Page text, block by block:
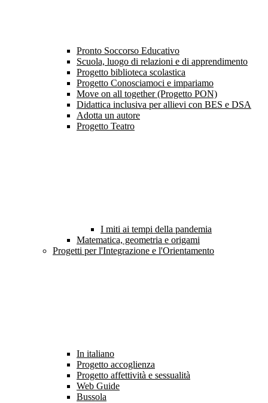
Pronto Soccorso Educativo
Scuola, luogo di relazioni e di apprendimento
Progetto biblioteca scolastica
Progetto Conosciamoci e impariamo
Move on all together (Progetto PON)
Didattica inclusiva per allievi con BES e DSA
Adotta un autore
Progetto Teatro
I miti ai tempi della pandemia
Matematica, geometria e origami
Progetti per l'Integrazione e l'Orientamento
In italiano
Progetto accoglienza
Progetto affettività e sessualità
Web Guide
Bussola